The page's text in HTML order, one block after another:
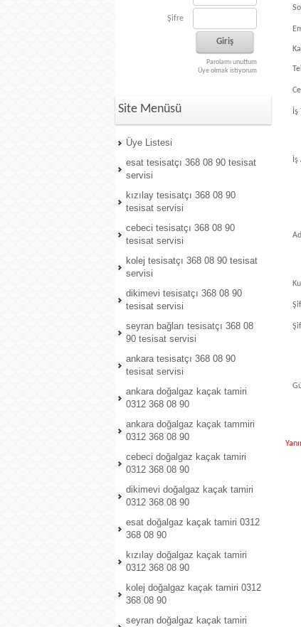
Şifre
Parolamı unuttum
Üye olmak istiyorum
Site Menüsü
Üye Listesi
esat tesisatçı 368 08 90 tesisat
servisi
kızılay tesisatçı 368 08 90
tesisat servisi
cebeci tesisatçı 368 08 90
tesisat servisi
kolej tesisatçı 368 08 90 tesisat
servisi
dikimevi tesisatçı 368 08 90
tesisat servisi
seyran bağları tesisatçı 368 08
90 tesisat servisi
ankara tesisatçı 368 08 90
tesisat servisi
ankara doğalgaz kaçak tamiri
0312 368 08 90
ankara doğalgaz kaçak tammiri
0312 368 08 90
cebeci doğalgaz kaçak tamiri
0312 368 08 90
dikimevi doğalgaz kaçak tamiri
0312 368 08 90
esat doğalgaz kaçak tamiri 0312
368 08 90
kızılay doğalgaz kaçak tamiri
0312 368 08 90
kolej doğalgaz kaçak tamiri 0312
368 08 90
seyran doğalgaz kaçak tamiri